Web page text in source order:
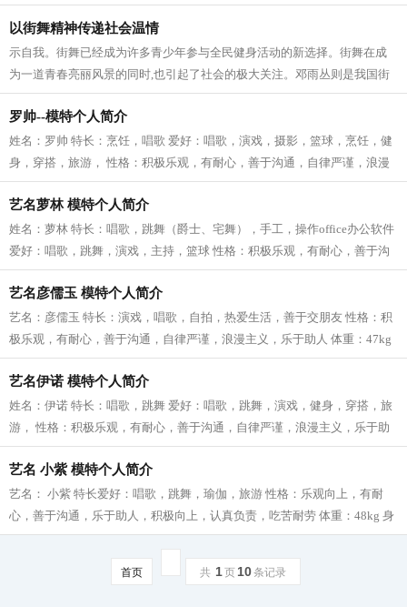
以来，黄河吉他艺术展演坚持“多维度...
以街舞精神传递社会温情
示自我。街舞已经成为许多青少年参与全民健身活动的新选择。街舞在成
为一道青春亮丽风景的同时,也引起了社会的极大关注。邓雨丛则是我国街
舞表演领域的重要代表之一。 作为我...
罗帅--模特个人简介
姓名：罗帅 特长：烹饪，唱歌 爱好：唱歌，演戏，摄影，篮球，烹饪，健
身，穿搭，旅游， 性格：积极乐观，有耐心，善于沟通，自律严谨，浪漫
主义，乐于助人，积极向上，认真负...
艺名萝林 模特个人简介
姓名：萝林 特长：唱歌，跳舞（爵士、宅舞），手工，操作office办公软件
爱好：唱歌，跳舞，演戏，主持，篮球 性格：积极乐观，有耐心，善于沟
通，自律严谨，浪漫主义，乐于助人...
艺名彦儒玉 模特个人简介
艺名：彦儒玉 特长：演戏，唱歌，自拍，热爱生活，善于交朋友 性格：积
极乐观，有耐心，善于沟通，自律严谨，浪漫主义，乐于助人 体重：47kg
身高：155cm 鞋码：35码 三围：胸83腰...
艺名伊诺 模特个人简介
姓名：伊诺 特长：唱歌，跳舞 爱好：唱歌，跳舞，演戏，健身，穿搭，旅
游， 性格：积极乐观，有耐心，善于沟通，自律严谨，浪漫主义，乐于助
人，积极向上，认真负责，吃苦耐劳...
艺名 小紫 模特个人简介
艺名： 小紫 特长爱好：唱歌，跳舞，瑜伽，旅游 性格：乐观向上，有耐
心，善于沟通，乐于助人，积极向上，认真负责，吃苦耐劳 体重：48kg 身
高：163cm 三围：胸74腰60臀85...
首页 共 1页 10条记录